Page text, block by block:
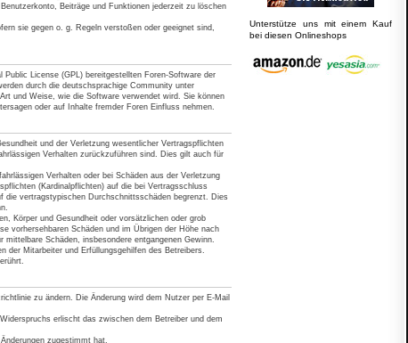
Beiträge und Funktionen jederzeit zu löschen
sie gegen o. g. Regeln verstoßen oder geeignet sind,
License (GPL) bereitgestellten Foren-Software der
durch die deutschsprachige Community unter
und Weise, wie die Software verwendet wird. Sie können
oder auf Inhalte fremder Foren Einfluss nehmen.
und der Verletzung wesentlicher Vertragspflichten
Verhalten zurückzuführen sind. Dies gilt auch für
Verhalten oder bei Schäden aus der Verletzung
(Kardinalpflichten) auf die bei Vertragsschluss
die vertragstypischen Durchschnittsschäden begrenzt. Dies
Körper und Gesundheit oder vorsätzlichen oder grob
vorhersehbaren Schäden und im Übrigen der Höhe nach
Schäden, insbesondere entgangenen Gewinn.
der Mitarbeiter und Erfüllungsgehilfen des Betreibers.
zu ändern. Die Änderung wird dem Nutzer per E-Mail
erlischt das zwischen dem Betreiber und dem
zugestimmt hat.
Unterstütze uns mit einem Kauf
bei diesen Onlineshops